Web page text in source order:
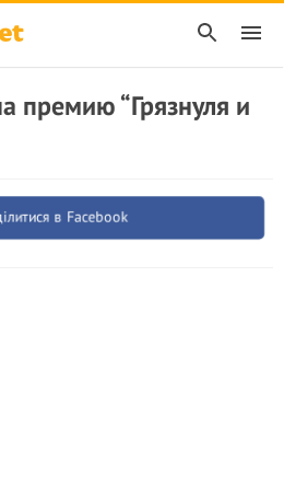
премию “Грязнуля и
в Facebook